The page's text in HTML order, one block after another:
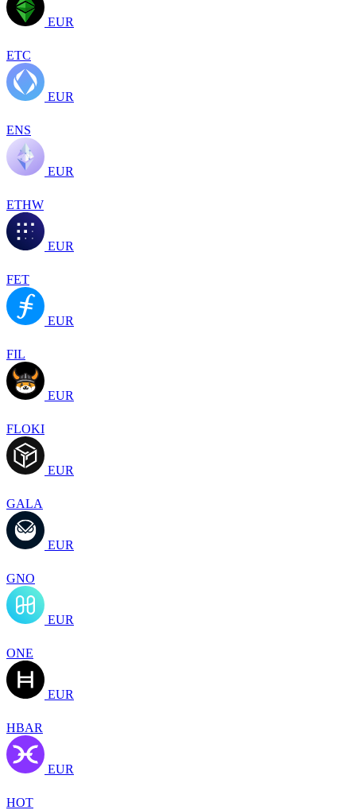
EUR
ETC
EUR
ENS
EUR
ETHW
EUR
FET
EUR
FIL
EUR
FLOKI
EUR
GALA
EUR
GNO
EUR
ONE
EUR
HBAR
EUR
HOT